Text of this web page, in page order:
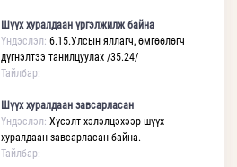
Шүүх хуралдаан үргэлжилж байна
Үндэслэл: 6.15.Улсын яллагч, өмгөөлөгч
дүгнэлтээ танилцуулах /35.24/
Тайлбар:
Шүүх хуралдаан завсарласан
Үндэслэл: Хүсэлт хэлэлцэхээр шүүх
хуралдаан завсарласан байна.
Тайлбар: